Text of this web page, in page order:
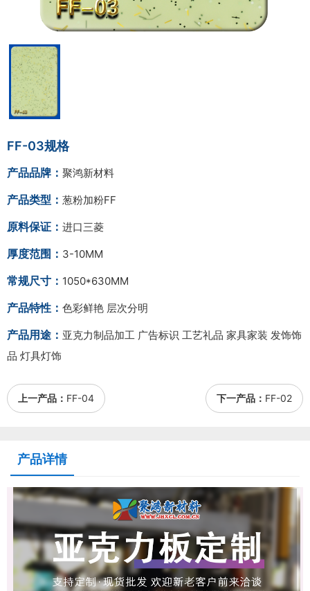
FF-03规格
产品品牌： 聚鸿新材料
产品类型： 葱粉加粉FF
原料保证： 进口三菱
厚度范围： 3-10MM
常规尺寸： 1050*630MM
产品特性： 色彩鲜艳 层次分明
产品用途： 亚克力制品加工 广告标识 工艺礼品 家具家装 发饰饰
品 灯具灯饰
上一产品： FF-04 下一产品： FF-02
产品详情